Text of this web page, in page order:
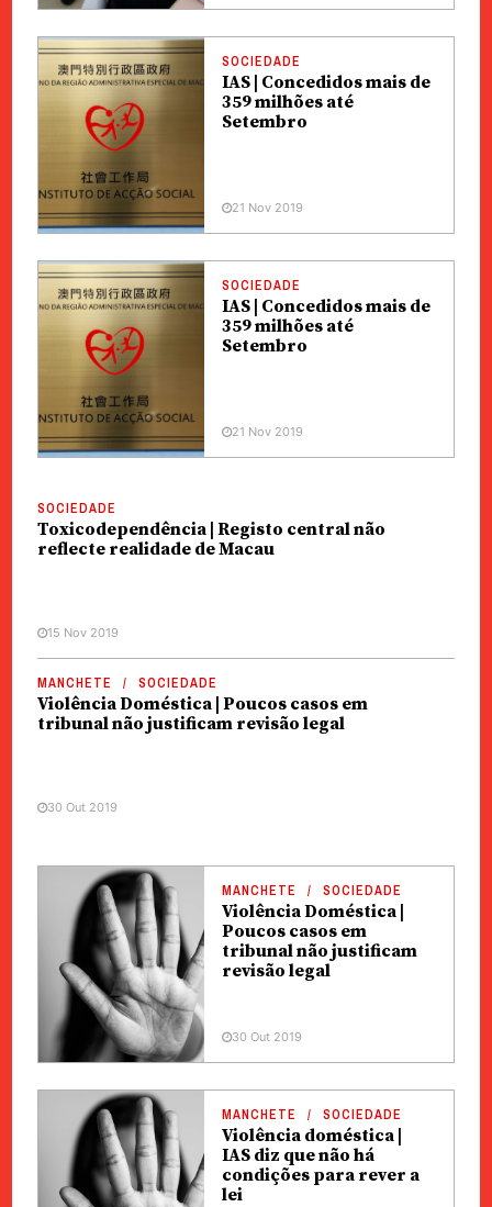
SOCIEDADE
IAS | Concedidos mais de
359 milhões até
Setembro
21 Nov 2019
SOCIEDADE
IAS | Concedidos mais de
359 milhões até
Setembro
21 Nov 2019
SOCIEDADE
Toxicodependência | Registo central não
reflecte realidade de Macau
15 Nov 2019
MANCHETE SOCIEDADE
Violência Doméstica | Poucos casos em
tribunal não justificam revisão legal
30 Out 2019
MANCHETE SOCIEDADE
Violência Doméstica |
Poucos casos em
tribunal não justificam
revisão legal
30 Out 2019
MANCHETE SOCIEDADE
Violência doméstica |
IAS diz que não há
condições para rever a
lei